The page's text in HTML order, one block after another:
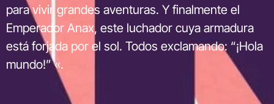
para vivir grandes aventuras. Y finalmente el
Emperador Anax, este luchador cuya armadura
está forjada por el sol. Todos exclamando: “¡Hola
mundo!” «.